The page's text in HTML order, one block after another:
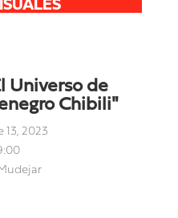
Universo de
Chibili"
13, 2023